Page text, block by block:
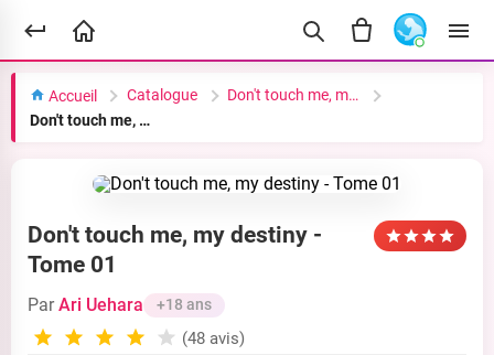
Accueil Catalogue
Don't touch me, my destiny
Don't touch me, my destiny - Tome 01
Don't touch me, my destiny -
Tome 01
ParAri Uehara +18 ans
(48 avis)